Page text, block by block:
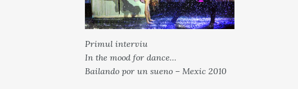
Primul interviu
In the mood for dance…
Bailando por un sueno – Mexic 2010